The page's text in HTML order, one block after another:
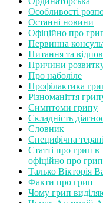
Особливості
Останні новини
Офіційно про
Первинна
Питання та
Причини
Про наболіле
Профілактика
Різноманіття
Симптоми грипу
Складність
Словник
Специфічна
Статті про грип в
офіційно про грип
Талько Вікторія
Факти про грип
Чому грип